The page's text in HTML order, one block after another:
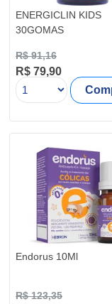
ENERGICLIN KIDS
30GOMAS
R$ 91,16
R$ 79,90
Endorus 10Ml
R$ 123,35